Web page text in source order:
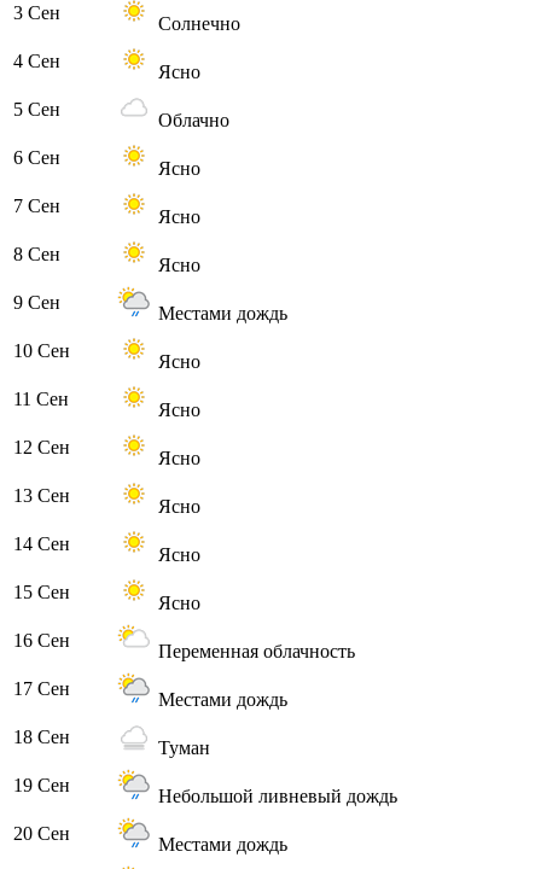
3 Сен
Солнечно
4 Сен
Ясно
5 Сен
Облачно
6 Сен
Ясно
7 Сен
Ясно
8 Сен
Ясно
9 Сен
Местами дождь
10 Сен
Ясно
11 Сен
Ясно
12 Сен
Ясно
13 Сен
Ясно
14 Сен
Ясно
15 Сен
Ясно
16 Сен
Переменная облачность
17 Сен
Местами дождь
18 Сен
Туман
19 Сен
Небольшой ливневый дождь
20 Сен
Местами дождь